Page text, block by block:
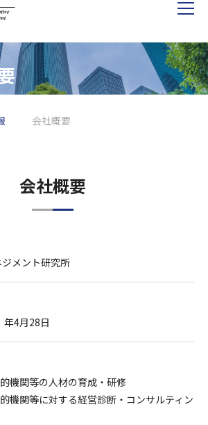
会社概要
会社概要
メント研究所
年4月28日
機関等の人材の育成・研修
機関等に対する経営診断・コンサルティン